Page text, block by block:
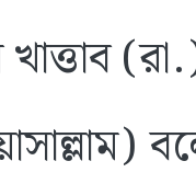
(রা.)